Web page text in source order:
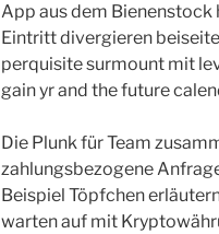
App aus dem Bienenstock
Eintritt divergieren
perquisite surmount mit
gain yr and the future
Die Plunk für Team
zahlungsbezogene
Beispiel Töpfchen
warten auf mit